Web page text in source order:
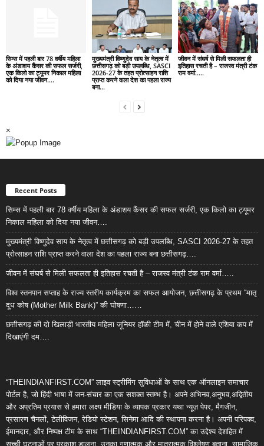
सिम्स में पहली बार 78 वर्षीय महिला
के अंडाशय कैंसर की सफल सर्जरी,
एक किलो का ट्यूमर निकाल महिला
को दिया नया जीवन….
मुख्यमंत्री विष्णुदेव साय के नेतृत्व में
छत्तीसगढ़ को बड़ी उपलब्धि, SASCI
2026-27 के तहत प्रोत्साहन राशि
प्राप्त करने वाला देश का पहला राज्य
बना...
जीवन में संघर्ष से मिली सफलता ही
इतिहास रचती है – राजस्व मंत्री टंक
राम वर्मा…..
×
Recent Posts
सिम्स में पहली बार 78 वर्षीय महिला के अंडाशय कैंसर की सफल सर्जरी, एक किलो का ट्यूमर
निकाल महिला को दिया नया जीवन….
मुख्यमंत्री विष्णुदेव साय के नेतृत्व में छत्तीसगढ़ को बड़ी उपलब्धि, SASCI 2026-27 के तहत
प्रोत्साहन राशि प्राप्त करने वाला देश का पहला राज्य बना छत्तीसगढ़….
जीवन में संघर्ष से मिली सफलता ही इतिहास रचती है – राजस्व मंत्री टंक राम वर्मा…..
विश्व स्तनपान सप्ताह के राज्य स्तरीय कार्यक्रम का सफल आयोजन, छत्तीसगढ़ के प्रथम “मातृ
दूध कोष (Mother Milk Bank)” की घोषणा……
छत्तीसगढ़ की दो खिलाड़ी भारतीय महिला जूनियर हॉकी टीम में, चीन में होने वाले एशिया कप में
दिखाएंगी दम….
“THEINDIANFIRST.COM” लाइव स्ट्रीमिंग सुविधाओं के साथ एक ऑनलाइन समाचार
पोर्टल है, जो हिंदी भाषा में जन-संचार का एक सशक्त स्तम्भ है। अपने अभिनव,अनुभव,अद्वितीय
और अप्रतिम प्रयास से हमारा लक्ष्य मीडिया के व्यापक प्रकार यथा न्यूज़ पेपर, मैगजीन,
प्रसारण चैनलों, टेलीविजन, रेडियो स्टेशन, सिनेमा आदि की स्थापना करना है। अपनी परिपक्व,
ईमानदार, और निष्पक्ष टीम के साथ “THEINDIANFIRST.COM” का उद्देश्य देशहित में
सच्ची घटनाओं पर प्रकाश डालना, उनका गुणात्मक और मात्रात्मक विश्लेषण बताना, सामाजिक